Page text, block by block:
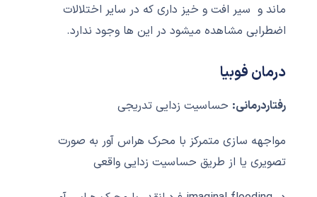
ماند و سیر افت و خیز داری که در سایر اختلالات
اضطرابی مشاهده میشود در این ها وجود ندارد.
درمان فوبیا
رفتاردرمانی: حساسیت زدایی تدریجی
مواجهه سازی متمرکز با محرک هراس آور به صورت
تصویری یا از طریق حساسیت زدایی واقعی